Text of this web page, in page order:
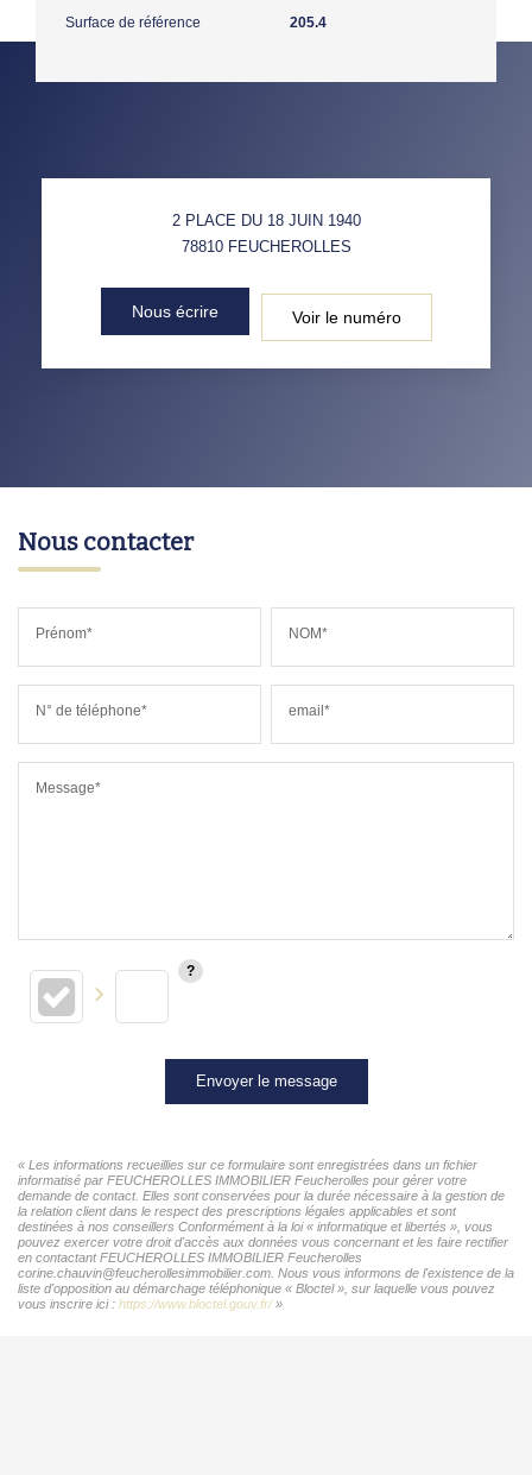
Surface de référence 205.4
2 PLACE DU 18 JUIN 1940
78810 FEUCHEROLLES
Nous écrire Voir le numéro
Nous contacter
Prénom* NOM*
N° de téléphone* email*
Message*
Envoyer le message
« Les informations recueillies sur ce formulaire sont enregistrées dans un fichier
informatisé par FEUCHEROLLES IMMOBILIER Feucherolles pour gérer votre
demande de contact. Elles sont conservées pour la durée nécessaire à la gestion de
la relation client dans le respect des prescriptions légales applicables et sont
destinées à nos conseillers Conformément à la loi « informatique et libertés », vous
pouvez exercer votre droit d'accès aux données vous concernant et les faire rectifier
en contactant FEUCHEROLLES IMMOBILIER Feucherolles
corine.chauvin@feucherollesimmobilier.com. Nous vous informons de l'existence de la
liste d'opposition au démarchage téléphonique « Bloctel », sur laquelle vous pouvez
vous inscrire ici : https://www.bloctel.gouv.fr/»